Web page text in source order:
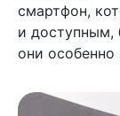
смартфон,
и доступным,
они особенно